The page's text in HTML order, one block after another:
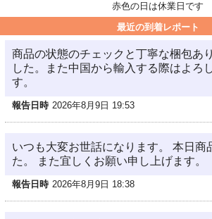
赤色の日は休業日です
最近の到着レポート
商品の状態のチェックと丁寧な梱包あ
した。また中国から輸入する際はよろ
す。
報告日時 2026年8月9日 19:53
いつも大変お世話になります。 本日商
た。 また宜しくお願い申し上げます。
報告日時 2026年8月9日 18:38